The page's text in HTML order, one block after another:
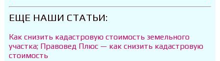
ЕЩЕ НАШИ СТАТЬИ:
Как снизить кадастровую стоимость земельного
участка; Правовед Плюс — как снизить кадастровую
стоимость